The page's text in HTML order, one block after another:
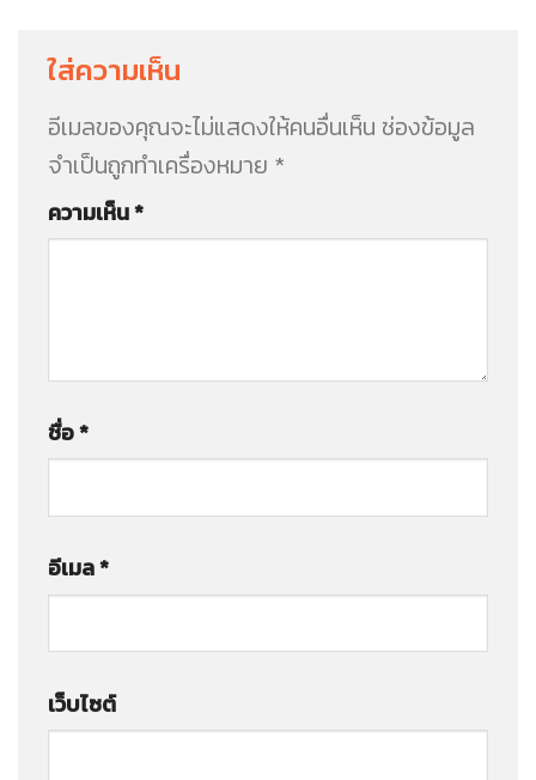
ใส่ความเห็น
อีเมลของคุณจะไม่แสดงให้คนอื่นเห็น ช่องข้อมูล
จำเป็นถูกทำเครื่องหมาย *
ความเห็น*
ชื่อ*
อีเมล*
เว็บไซต์